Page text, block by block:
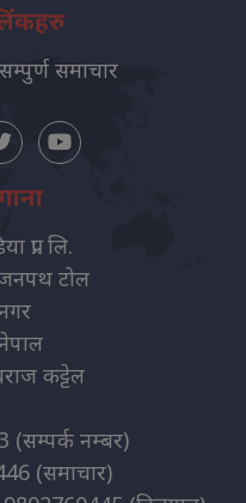
सम्पुर्ण समाचार
प्रा. लि.
जनपथ टोल
कट्टेल
(सम्पर्क नम्बर)
(समाचार)